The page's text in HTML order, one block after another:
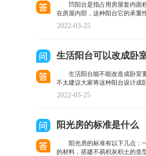
凹阳台是指占用房屋套内面
在房屋内部，这种阳台它的承重
2022-03-25
生活阳台可以改成卧
生活阳台能不能改造成卧室
不太建议大家将这种阳台设计成
2022-03-25
阳光房的标准是什么
阳光房的标准有以下几点：
的材料，搭建不易积灰积土的造